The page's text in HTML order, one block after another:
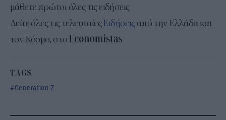
μάθετε πρώτοι όλες τις ειδήσεις
Δείτε όλες τις τελευταίεςΕιδήσειςαπό την Ελλάδα και
τον Κόσμο, στο
TAGS
Generation Z